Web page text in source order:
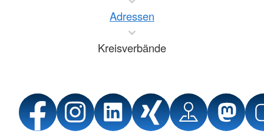
Adressen
Kreisverbände